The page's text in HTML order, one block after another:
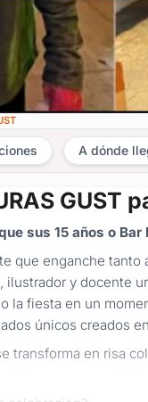
A dónde
GUST
sus 15 años o
que enganche
ilustrador y docente
la fiesta en un
únicos creados
transforma en risa